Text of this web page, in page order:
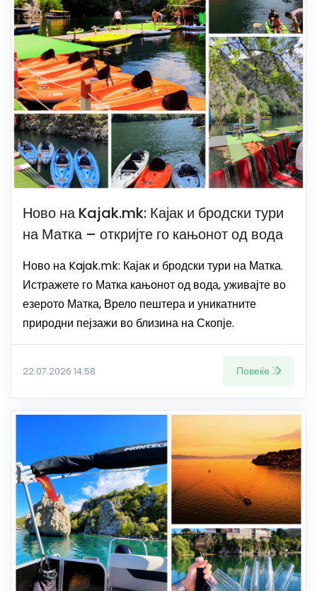
Ново на Kajak.mk: Кајак и бродски тури
на Матка – откријте го кањонот од вода
Ново на Kajak.mk: Кајак и бродски тури на Матка.
Истражете го Матка кањонот од вода, уживајте во
езерото Матка, Врело пештера и уникатните
природни пејзажи во близина на Скопје.
22.07.2026 14:58 Повеќе